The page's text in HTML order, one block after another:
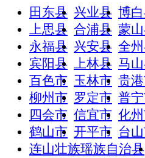
田东县 兴业县 博
上思县 合浦县 蒙
永福县 兴安县 全
宾阳县
上林县 马
百色市 玉林市 贵
柳州市 罗定市 普
四会市 信宜市 化
鹤山市 开平市 台
连山壮族瑶族自治县